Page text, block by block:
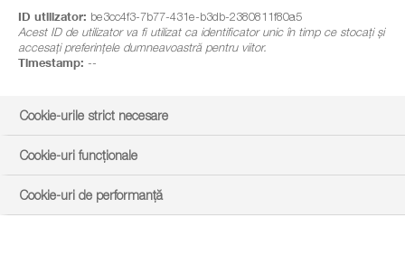
ID utilizator: be3cc4f3-7b77-431e-b3db-2380811f80a5
Acest ID de utilizator va fi utilizat ca identificator unic în timp ce stocați și
accesați preferințele dumneavoastră pentru viitor.
Timestamp: --
Cookie-urile strict necesare
Cookie-uri funcționale
Cookie-uri de performanță